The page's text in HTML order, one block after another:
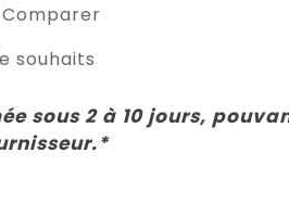
souhaits
sous 2 à 10 jours,